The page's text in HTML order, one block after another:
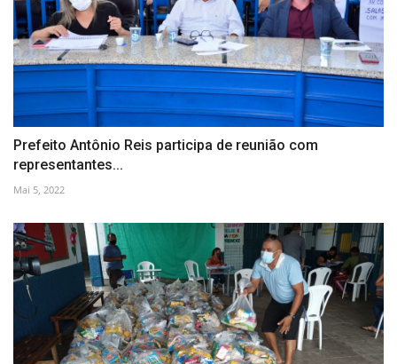
Prefeito Antônio Reis participa de reunião com
representantes...
Mai 5, 2022